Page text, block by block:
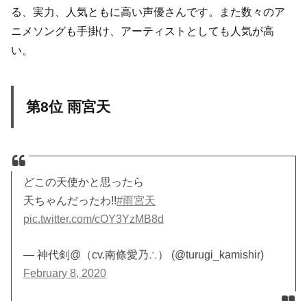
る、実力、人気ともに高い声優さんです。また数々のア
ニメソングも手掛け、アーティストとしても人気が高
い。
第8位 雨宮天
どこの天使かと思ったら
天ちゃんだったわ!!#雨宮天
pic.twitter.com/cOY3YzMB8d
— 神代剣@（cv.南條愛乃∴） (@turugi_kamishir)
February 8, 2020